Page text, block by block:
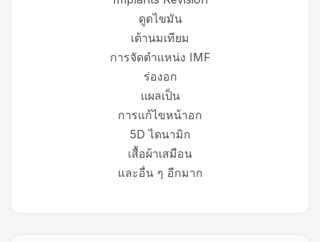
ดูดไขมัน
เต้านมเทียม
การจัดตำแหน่ง IMF
ร่องอก
แผลเป็น
การแก้ไขหน้าอก
5D ไดนามิก
เสื้อผ้าเสมือน
และอื่น ๆ อีกมาก